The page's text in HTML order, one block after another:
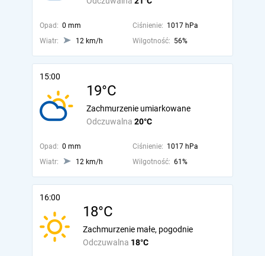
Opad: 0 mm Ciśnienie: 1017 hPa
Wiatr:
12 km/h Wilgotność: 56%
15:00
19°C
Odczuwalna 20°C
Zachmurzenie umiarkowane
Opad: 0 mm Ciśnienie: 1017 hPa
Wiatr:
12 km/h Wilgotność: 61%
16:00
18°C
Odczuwalna 18°C
Zachmurzenie małe, pogodnie